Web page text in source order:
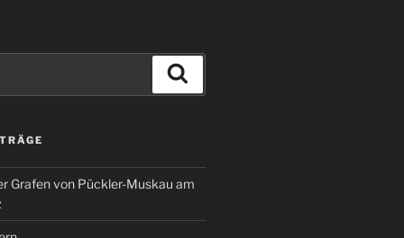
Grafen von Pückler-Muskau am